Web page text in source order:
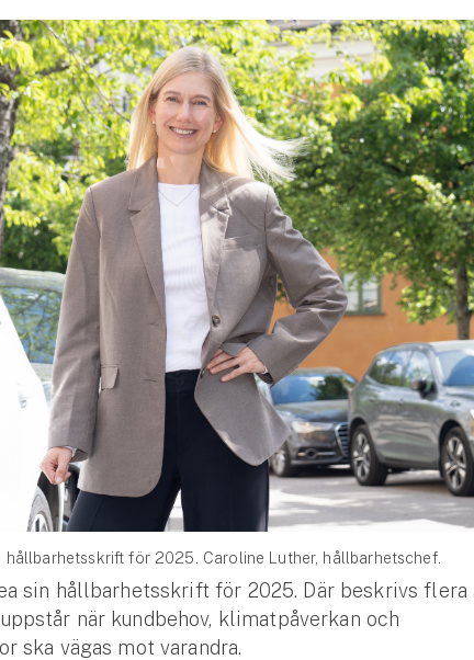
hållbarhetsskrift för 2025. Caroline Luther, hållbarhetschef.
sin hållbarhetsskrift för 2025. Där beskrivs flera
när kundbehov, klimatpåverkan och
ska vägas mot varandra.